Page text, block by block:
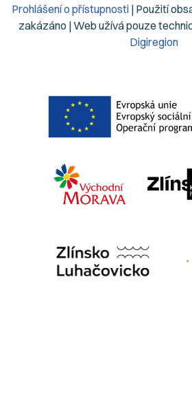
Prohlášení o přístupnosti | Použití
zakázáno | Web užívá pouze
Digiregion